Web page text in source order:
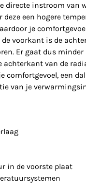
directe instroom van
een hogere
je
voorkant is de
Er gaat dus minder
achterkant van de
comfortgevoel, een
van je
in de voorste plaat